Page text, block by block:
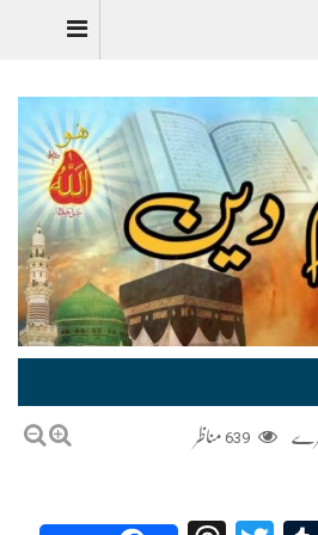
639 مناظر